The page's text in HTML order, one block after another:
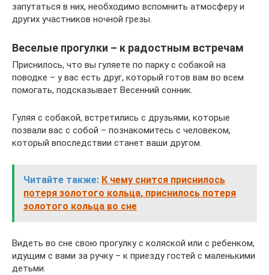
запутаться в них, необходимо вспомнить атмосферу и
других участников ночной грезы.
Веселые прогулки – к радостным встречам
Приснилось, что вы гуляете по парку с собакой на
поводке – у вас есть друг, который готов вам во всем
помогать, подсказывает Весенний сонник.
Гуляя с собакой, встретились с друзьями, которые
позвали вас с собой – познакомитесь с человеком,
который впоследствии станет ваши другом.
Читайте также: К чему снится приснилось
потеря золотого кольца, приснилось потеря
золотого кольца во сне
Видеть во сне свою прогулку с коляской или с ребенком,
идущим с вами за ручку – к приезду гостей с маленькими
детьми.